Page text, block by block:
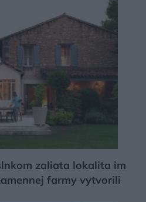
zaliata lokalita im
farmy vytvorili